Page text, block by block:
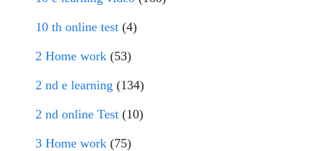
10 th online test (4)
2 Home work (53)
2 nd e learning (134)
2 nd online Test (10)
3 Home work (75)